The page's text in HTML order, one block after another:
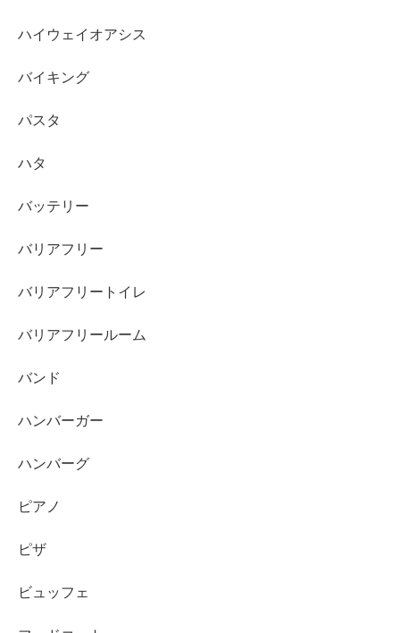
ハイウェイオアシス
バイキング
パスタ
ハタ
バッテリー
バリアフリー
バリアフリートイレ
バリアフリールーム
バンド
ハンバーガー
ハンバーグ
ピアノ
ピザ
ビュッフェ